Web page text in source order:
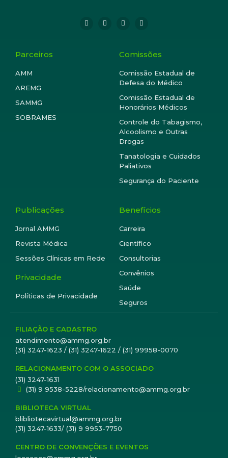
Parceiros
AMM
AREMG
SAMMG
SOBRAMES
Comissões
Comissão Estadual de
Defesa do Médico
Comissão Estadual de
Honorários Médicos
Controle do Tabagismo,
Alcoolismo e Outras
Drogas
Tanatologia e Cuidados
Paliativos
Segurança do Paciente
Publicações
Jornal AMMG
Revista Médica
Sessões Clínicas em Rede
Privacidade
Políticas de Privacidade
Benefícios
Carreira
Científico
Consultorias
Convênios
Saúde
Seguros
FILIAÇÃO E CADASTRO
atendimento@ammg.org.br
(31) 3247-1623 / (31) 3247-1622 / (31) 99958-0070
RELACIONAMENTO COM O ASSOCIADO
(31) 3247-1631
(31) 9 9538-5228/relacionamento@ammg.org.br
BIBLIOTECA VIRTUAL
blibliotecavirtual@ammg.org.br
(31) 3247-1633/ (31) 9 9953-7750
CENTRO DE CONVENÇÕES E EVENTOS